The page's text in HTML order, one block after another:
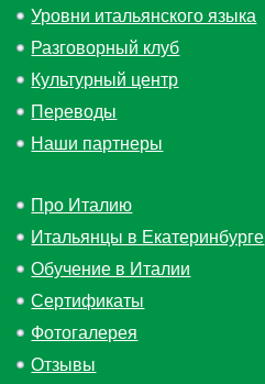
Уровни итальянского языка
Разговорный клуб
Культурный центр
Переводы
Наши партнеры
Про Италию
Итальянцы в Екатеринбурге
Обучение в Италии
Сертификаты
Фотогалерея
Отзывы